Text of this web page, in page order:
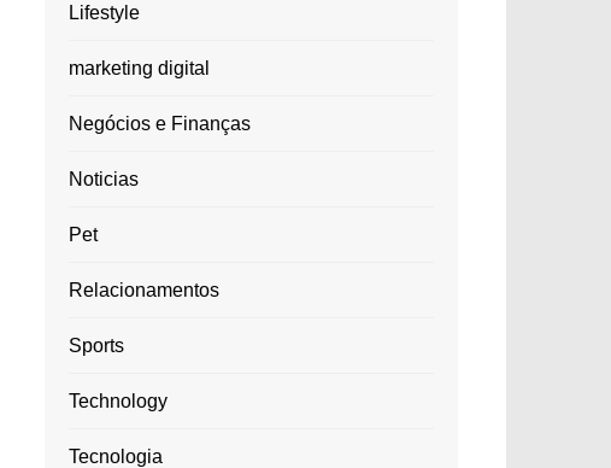
Lifestyle
marketing digital
Negócios e Finanças
Noticias
Pet
Relacionamentos
Sports
Technology
Tecnologia